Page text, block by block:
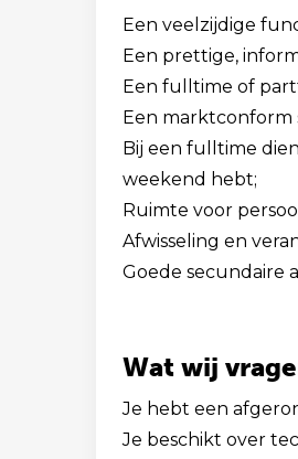
Een veelzijdige
Een prettige,
Een fulltime of
Een marktconform
Bij een fulltime
weekend hebt;
Ruimte voor
Afwisseling en
Goede secundaire
Wat wij
Je hebt een
Je beschikt over